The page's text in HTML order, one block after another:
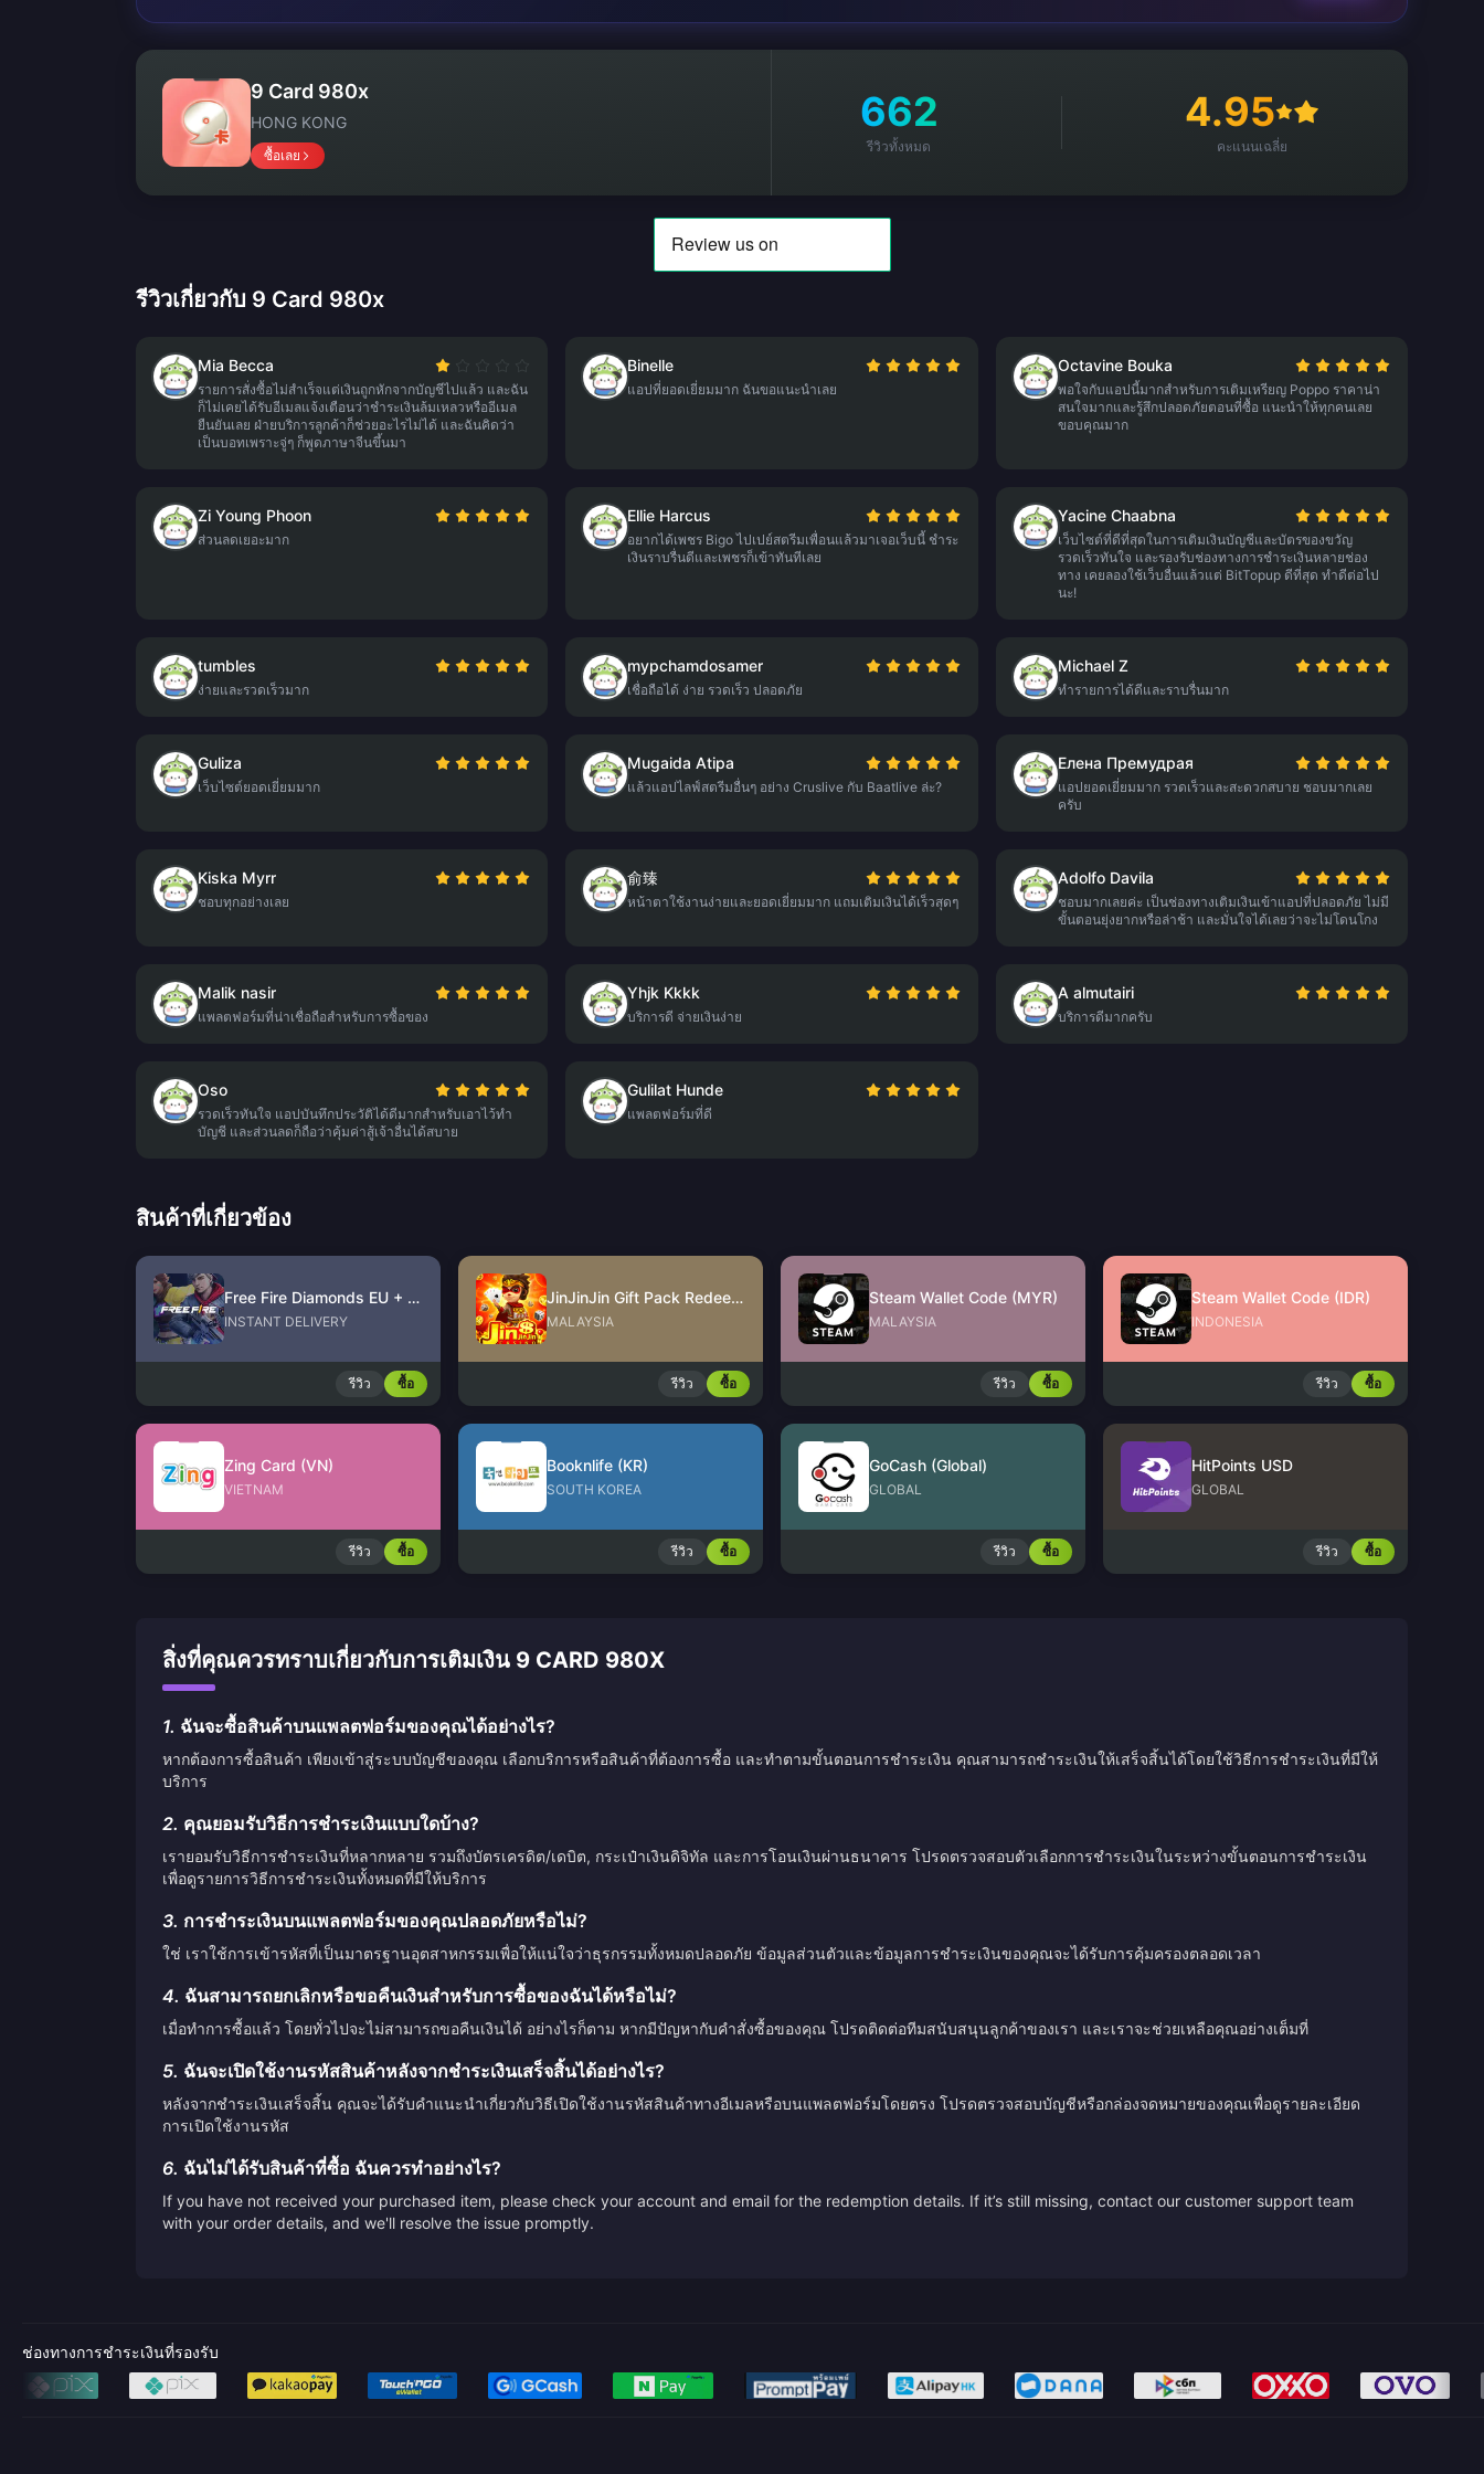
9 Card 980x
HONG KONG
ซื้อเลย
662
รีวิวทั้งหมด
4.95
คะแนนเฉลี่ย
รีวิวเกี่ยวกับ 9 Card 980x
Mia Becca
รายการสั่งซื้อไม่สำเร็จแต่เงินถูกหักจากบัญชีไปแล้ว และฉัน
ก็ไม่เคยได้รับอีเมลแจ้งเตือนว่าชำระเงินล้มเหลวหรืออีเมล
ยืนยันเลย ฝ่ายบริการลูกค้าก็ช่วยอะไรไม่ได้ และฉันคิดว่า
เป็นบอทเพราะจู่ๆ ก็พูดภาษาจีนขึ้นมา
Binelle
แอปที่ยอดเยี่ยมมาก ฉันขอแนะนำเลย
Octavine Bouka
พอใจกับแอปนี้มากสำหรับการเติมเหรียญ Poppo ราคาน่า
สนใจมากและรู้สึกปลอดภัยตอนที่ซื้อ แนะนำให้ทุกคนเลย
ขอบคุณมาก
Zi Young Phoon
ส่วนลดเยอะมาก
Ellie Harcus
อยากได้เพชร Bigo ไปเปย์สตรีมเพื่อนแล้วมาเจอเว็บนี้ ชำระ
เงินราบรื่นดีและเพชรก็เข้าทันทีเลย
Yacine Chaabna
เว็บไซต์ที่ดีที่สุดในการเติมเงินบัญชีและบัตรของขวัญ
รวดเร็วทันใจ และรองรับช่องทางการชำระเงินหลายช่อง
ทาง เคยลองใช้เว็บอื่นแล้วแต่ BitTopup ดีที่สุด ทำดีต่อไป
นะ!
tumbles
ง่ายและรวดเร็วมาก
mypchamdosamer
เชื่อถือได้ ง่าย รวดเร็ว ปลอดภัย
Michael Z
ทำรายการได้ดีและราบรื่นมาก
Guliza
เว็บไซต์ยอดเยี่ยมมาก
Mugaida Atipa
แล้วแอปไลฟ์สตรีมอื่นๆ อย่าง Cruslive กับ Baatlive ล่ะ?
Елена Премудрая
แอปยอดเยี่ยมมาก รวดเร็วและสะดวกสบาย ชอบมากเลย
ครับ
Kiska Myrr
ชอบทุกอย่างเลย
俞臻
หน้าตาใช้งานง่ายและยอดเยี่ยมมาก แถมเติมเงินได้เร็วสุดๆ
Adolfo Davila
ชอบมากเลยค่ะ เป็นช่องทางเติมเงินเข้าแอปที่ปลอดภัย ไม่มี
ขั้นตอนยุ่งยากหรือล่าช้า และมั่นใจได้เลยว่าจะไม่โดนโกง
Malik nasir
แพลตฟอร์มที่น่าเชื่อถือสำหรับการซื้อของ
Yhjk Kkkk
บริการดี จ่ายเงินง่าย
A almutairi
บริการดีมากครับ
Oso
รวดเร็วทันใจ แอปบันทึกประวัติได้ดีมากสำหรับเอาไว้ทำ
บัญชี และส่วนลดก็ถือว่าคุ้มค่าสู้เจ้าอื่นได้สบาย
Gulilat Hunde
แพลตฟอร์มที่ดี
สินค้าที่เกี่ยวข้อง
Free Fire Diamonds EU + TR
INSTANT DELIVERY
รีวิว ซื้อ
JinJinJin Gift Pack Redeem Code
MALAYSIA
รีวิว ซื้อ
Steam Wallet Code (MYR)
MALAYSIA
รีวิว ซื้อ
Steam Wallet Code (IDR)
INDONESIA
รีวิว ซื้อ
Zing Card (VN)
VIETNAM
รีวิว ซื้อ
Booknlife (KR)
SOUTH KOREA
รีวิว ซื้อ
GoCash (Global)
GLOBAL
รีวิว ซื้อ
HitPoints USD
GLOBAL
รีวิว ซื้อ
สิ่งที่คุณควรทราบเกี่ยวกับการเติมเงิน 9 CARD 980X
1. ฉันจะซื้อสินค้าบนแพลตฟอร์มของคุณได้อย่างไร?
หากต้องการซื้อสินค้า เพียงเข้าสู่ระบบบัญชีของคุณ เลือกบริการหรือสินค้าที่ต้องการซื้อ และทำตามขั้นตอนการชำระเงิน คุณสามารถชำระเงินให้เสร็จสิ้นได้โดยใช้วิธีการชำระเงินที่มีให้
บริการ
2. คุณยอมรับวิธีการชำระเงินแบบใดบ้าง?
เรายอมรับวิธีการชำระเงินที่หลากหลาย รวมถึงบัตรเครดิต/เดบิต, กระเป๋าเงินดิจิทัล และการโอนเงินผ่านธนาคาร โปรดตรวจสอบตัวเลือกการชำระเงินในระหว่างขั้นตอนการชำระเงิน
เพื่อดูรายการวิธีการชำระเงินทั้งหมดที่มีให้บริการ
3. การชำระเงินบนแพลตฟอร์มของคุณปลอดภัยหรือไม่?
ใช่ เราใช้การเข้ารหัสที่เป็นมาตรฐานอุตสาหกรรมเพื่อให้แน่ใจว่าธุรกรรมทั้งหมดปลอดภัย ข้อมูลส่วนตัวและข้อมูลการชำระเงินของคุณจะได้รับการคุ้มครองตลอดเวลา
4. ฉันสามารถยกเลิกหรือขอคืนเงินสำหรับการซื้อของฉันได้หรือไม่?
เมื่อทำการซื้อแล้ว โดยทั่วไปจะไม่สามารถขอคืนเงินได้ อย่างไรก็ตาม หากมีปัญหากับคำสั่งซื้อของคุณ โปรดติดต่อทีมสนับสนุนลูกค้าของเรา และเราจะช่วยเหลือคุณอย่างเต็มที่
5. ฉันจะเปิดใช้งานรหัสสินค้าหลังจากชำระเงินเสร็จสิ้นได้อย่างไร?
หลังจากชำระเงินเสร็จสิ้น คุณจะได้รับคำแนะนำเกี่ยวกับวิธีเปิดใช้งานรหัสสินค้าทางอีเมลหรือบนแพลตฟอร์มโดยตรง โปรดตรวจสอบบัญชีหรือกล่องจดหมายของคุณเพื่อดูรายละเอียด
การเปิดใช้งานรหัส
6. ฉันไม่ได้รับสินค้าที่ซื้อ ฉันควรทำอย่างไร?
If you have not received your purchased item, please check your account and email for the redemption details. If it’s still missing, contact our customer support team
with your order details, and we'll resolve the issue promptly.
ช่องทางการชำระเงินที่รองรับ